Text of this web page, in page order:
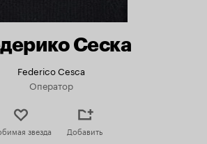
Сеска
Federico Cesca
Оператор
звезда Добавить